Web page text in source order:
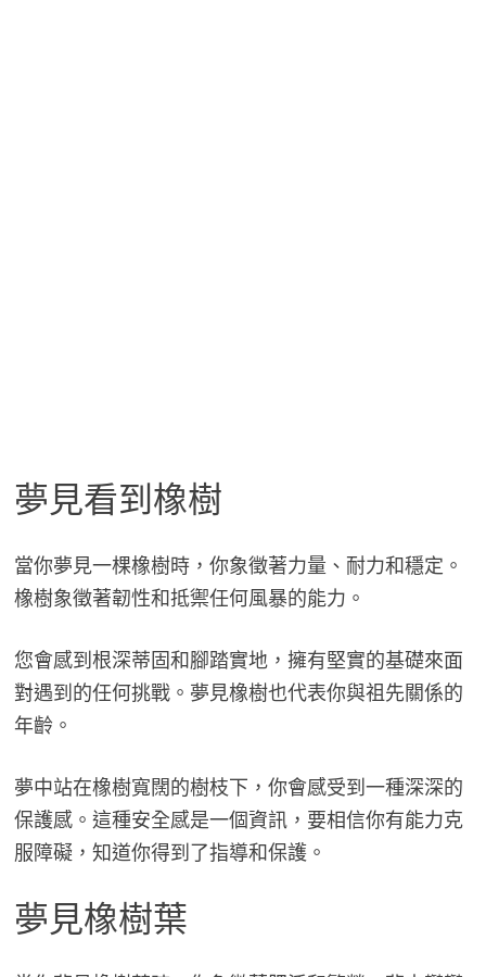
夢見看到橡樹
當你夢見一棵橡樹時，你象徵著力量、耐力和穩定。
橡樹象徵著韌性和抵禦任何風暴的能力。
您會感到根深蒂固和腳踏實地，擁有堅實的基礎來面
對遇到的任何挑戰。夢見橡樹也代表你與祖先關係的
年齡。
夢中站在橡樹寬闊的樹枝下，你會感受到一種深深的
保護感。這種安全感是一個資訊，要相信你有能力克
服障礙，知道你得到了指導和保護。
夢見橡樹葉